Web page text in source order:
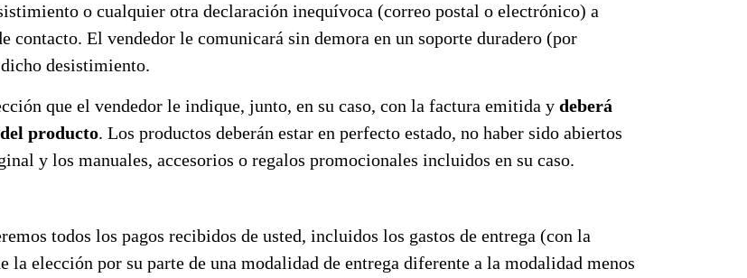
o cualquier otra declaración inequívoca (correo postal o electrónico) a
El vendedor le comunicará sin demora en un soporte duradero (por
desistimiento.
que el vendedor le indique, junto, en su caso, con la factura emitida y deberá
producto. Los productos deberán estar en perfecto estado, no haber sido abiertos
y los manuales, accesorios o regalos promocionales incluidos en su caso.
todos los pagos recibidos de usted, incluidos los gastos de entrega (con la
la elección por su parte de una modalidad de entrega diferente a la modalidad menos